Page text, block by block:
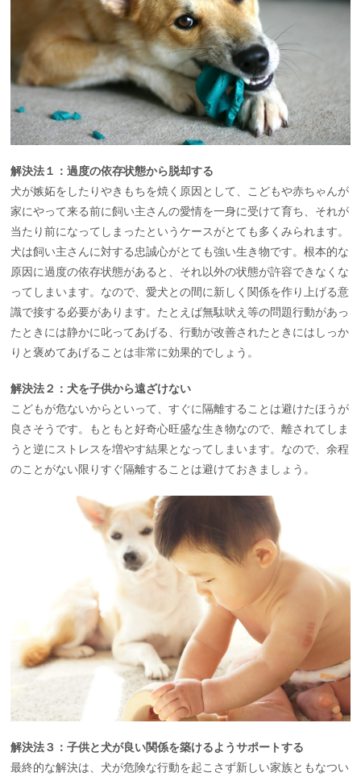
解決法１：過度の依存状態から脱却する
犬が嫉妬をしたりやきもちを焼く原因として、こどもや赤ちゃんが
家にやって来る前に飼い主さんの愛情を一身に受けて育ち、それが
当たり前になってしまったというケースがとても多くみられます。
犬は飼い主さんに対する忠誠心がとても強い生き物です。根本的な
原因に過度の依存状態があると、それ以外の状態が許容できなくな
ってしまいます。なので、愛犬との間に新しく関係を作り上げる意
識で接する必要があります。たとえば無駄吠え等の問題行動があっ
たときには静かに叱ってあげる、行動が改善されたときにはしっか
りと褒めてあげることは非常に効果的でしょう。
解決法２：犬を子供から遠ざけない
こどもが危ないからといって、すぐに隔離することは避けたほうが
良さそうです。もともと好奇心旺盛な生き物なので、離されてしま
うと逆にストレスを増やす結果となってしまいます。なので、余程
のことがない限りすぐ隔離することは避けておきましょう。
解決法３：子供と犬が良い関係を築けるようサポートする
最終的な解決は、犬が危険な行動を起こさず新しい家族ともなつい